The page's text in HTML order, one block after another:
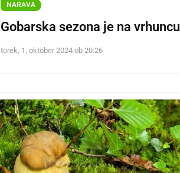
NARAVA
Gobarska sezona je na vrhuncu
torek, 1. oktober 2024 ob 20:26